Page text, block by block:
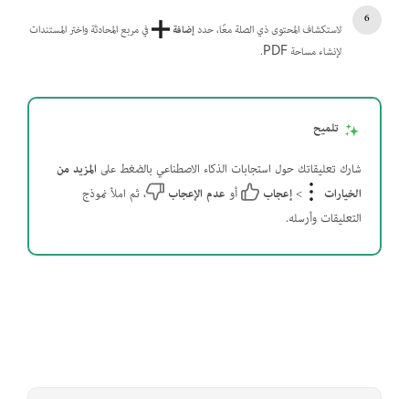
لاستكشاف المحتوى ذي الصلة معًا، حددإضافة
في مربع المحادثة واختر المستندات
لإنشاء مساحة PDF.
تلميح
شارك تعليقاتك حول استجابات الذكاء الاصطناعي بالضغط علىالمزيد من
الخيارات
>إعجاب أوعدم الإعجاب
، ثم املأ نموذج
التعليقات وأرسله.